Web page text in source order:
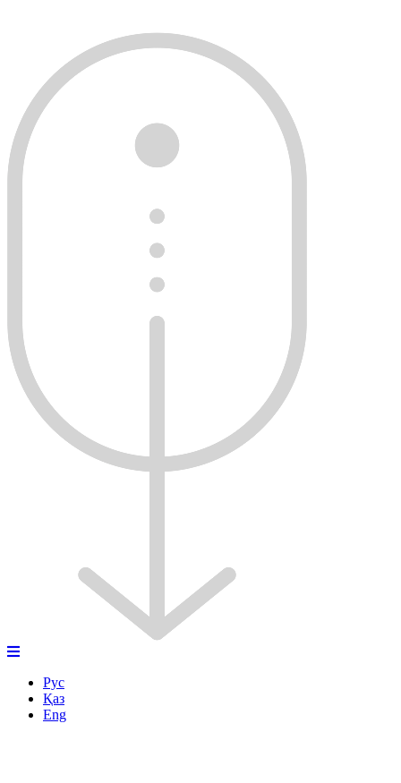
Рус
Қаз
Eng